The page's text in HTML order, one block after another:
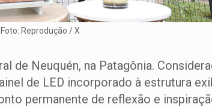
Foto: Reprodução / X
de Neuquén, na Patagônia.
de LED incorporado à estrutura
permanente de reflexão e